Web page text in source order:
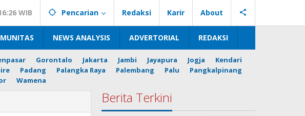
WIB Pencarian Redaksi Karir About
NEWS ANALYSIS ADVERTORIAL REDAKSI
Gorontalo Jakarta Jambi Jayapura Jogja
Kendari
Padang Palangka Raya Palembang Palu
Pangkalpinang
Wamena
Berita Terkini